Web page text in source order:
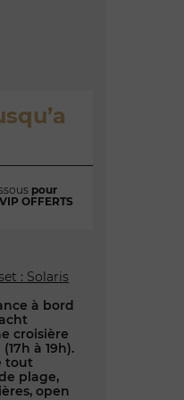
pour
OFFERTS
: Solaris
à bord
croisière
à 19h).
tout
plage,
open